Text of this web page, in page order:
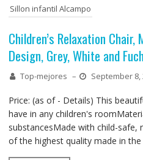
Sillon infantil Alcampo
Children’s Relaxation
Design, Grey, White and
Top-mejores – September 8,
Price: (as of - Details) This
have in any children's
substancesMade with child-
of the highest quality made in the